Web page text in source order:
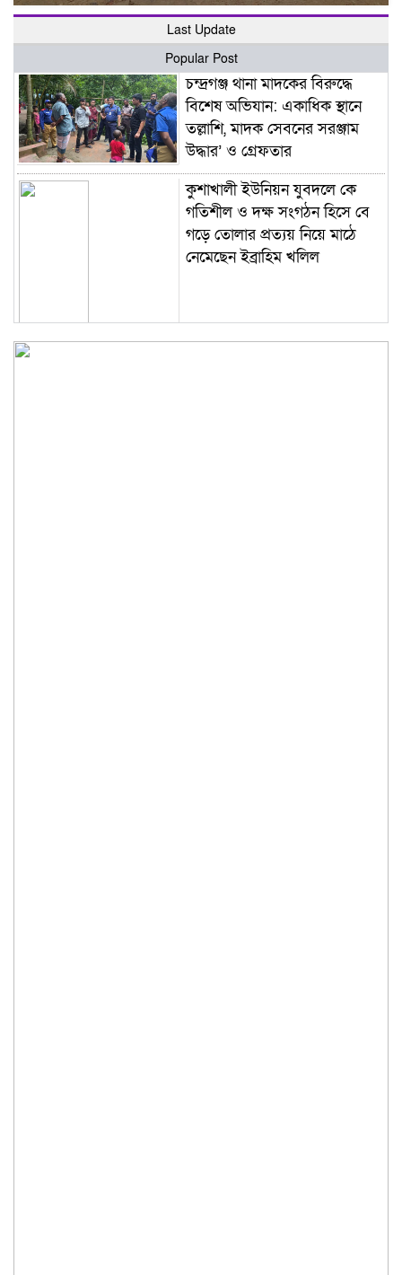
Last Update
Popular Post
চন্দ্রগঞ্জ থানা মাদকের বিরুদ্ধে
বিশেষ অভিযান: একাধিক স্থানে
তল্লাশি, মাদক সেবনের সরঞ্জাম
উদ্ধার’ ও গ্রেফতার
কুশাখালী ইউনিয়ন যুবদলে কে
গতিশীল ও দক্ষ সংগঠন হিসে বে
গড়ে তোলার প্রত্যয় নিয়ে মাঠে
নেমেছেন ইব্রাহিম খলিল